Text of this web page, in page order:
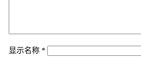
显示名称 *